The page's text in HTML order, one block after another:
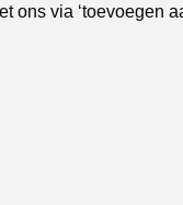
via ‘toevoegen